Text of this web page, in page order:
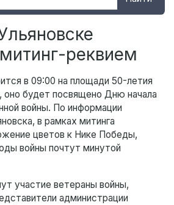
реквием
в 09:00 на площади 50-летия
будет посвящено Дню начала
войны. По информации
в рамках митинга
цветов к Нике Победы,
войны почтут минутой
участие ветераны войны,
администрации